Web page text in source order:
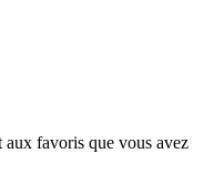
aux favoris que vous avez